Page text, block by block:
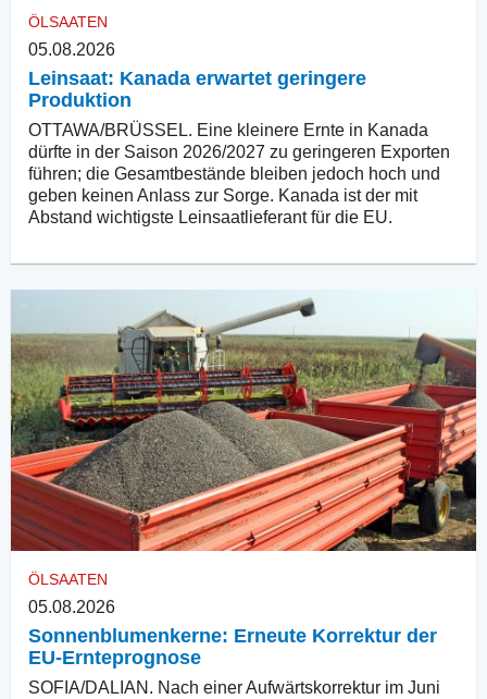
ÖLSAATEN
05.08.2026
Leinsaat: Kanada erwartet geringere
Produktion
OTTAWA/BRÜSSEL. Eine kleinere Ernte in Kanada
dürfte in der Saison 2026/2027 zu geringeren Exporten
führen; die Gesamtbestände bleiben jedoch hoch und
geben keinen Anlass zur Sorge. Kanada ist der mit
Abstand wichtigste Leinsaatlieferant für die EU.
ÖLSAATEN
05.08.2026
Sonnenblumenkerne: Erneute Korrektur der
EU-Ernteprognose
SOFIA/DALIAN. Nach einer Aufwärtskorrektur im Juni